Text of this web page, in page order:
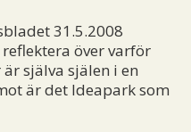
31.5.2008
över varför
själva själen i en
är det Ideapark som